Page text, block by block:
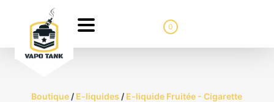
0
Boutique / E-liquides / E-liquide Fruitée - Cigarette